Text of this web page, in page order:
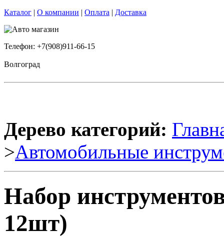
Каталог | О компании | Оплата | Доставка
Телефон: +7(908)911-66-15
Волгоград
Дерево категорий:
>Автомобильные
Набор
12шт)